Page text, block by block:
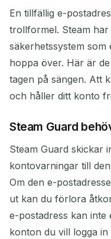
En tillfällig e-
trollformel. Steam
säkerhetssystem som
hoppa över. Här är
tagen på sängen. Att
och håller ditt konto
Steam Guard
Steam Guard skickar
kontovarningar till
Om den e-
ut kan du förlora
e-postadress kan inte
konton du vill logga